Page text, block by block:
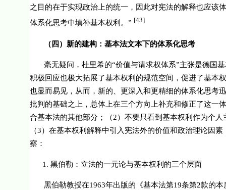
之目的在于实现政治上的统一，因此对宪法的解释也应
体系化思考中填补基本权利。” [43]
（ 四 ） 新的建构： 基本法文本下的体系化思考
毫无疑问，杜里希的“价值与请求权体系”主张是德国
积极回应也极大拓展了基本权利的规范空间，促进了基本
也显而易见，从而，新的、更深入和更精细的体系化思考
批判的基础之上，总体上在三个方向上补充和修正了这一
合基本法的其他部分；（2）不要只看到基本权利作为个
（3）在基本权利解释中引入宪法外的价值和政治理论因
察：
1. 黑伯勒：立法的一元论与基本权利的三个层面
黑伯勒教授在1963年出版的《基本法第19条第2款的本